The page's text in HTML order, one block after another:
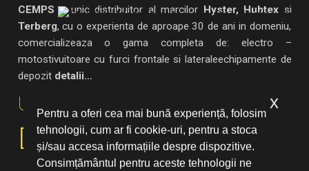
Pentru a oferi cea mai bună experiență, folosim
tehnologii, cum ar fi cookie-uri, pentru a stoca
și/sau accesa informațiile despre dispozitive.
Consimțământul pentru aceste tehnologii ne
x
CEMPS – unic distribuitor al marcilor Hyster, Hubtex si
Terberg, cu o experienta de aproape 30 de ani in domeniu,
comercializeaza o gama completa de: electro –
motostivuitoare cu furci frontale si lateraleechipamente de
depozit detalii…
Urmărește-ne: